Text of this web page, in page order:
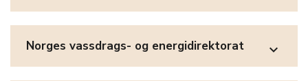
Norges vassdrags- og energidirektorat expand_more